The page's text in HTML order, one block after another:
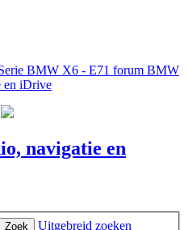
BMW X6 - E71 forum BMW
en iDrive
navigatie en
Zoek Uitgebreid zoeken